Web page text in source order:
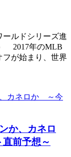
ールドシリーズ進
2017年のMLB
が始まり、世界
か、カネロ
前予想～